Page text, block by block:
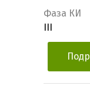
Фаза КИ